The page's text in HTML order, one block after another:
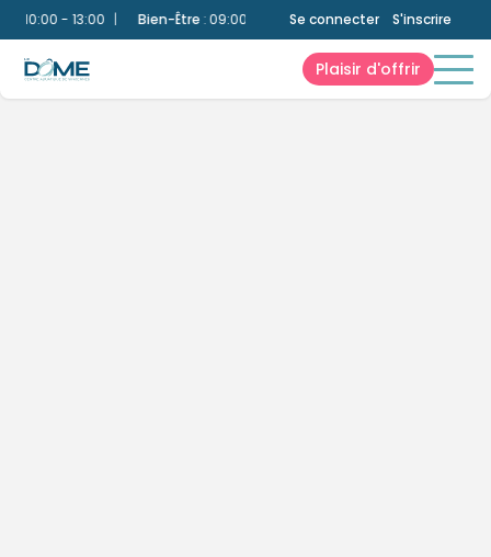
10:00 - 13:00 | Bien-Être:09:00 - 21:00 | Bassin Ludique:10:00 -
Se connecter S'inscrire
Plaisir d'offrir